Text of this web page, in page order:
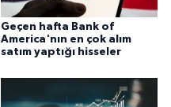
Geçen hafta Bank of
America'nın en çok alım
satım yaptığı hisseler